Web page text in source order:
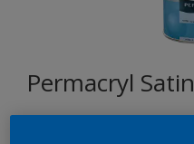
Permacryl Satin